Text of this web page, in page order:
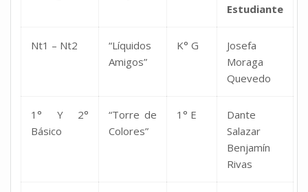
Estudiante
Nt1 – Nt2
“Líquidos
Amigos”
K° G
Josefa
Moraga
Quevedo
1° Y 2°
Básico
“Torre de
Colores”
1° E
Dante
Salazar
Benjamín
Rivas